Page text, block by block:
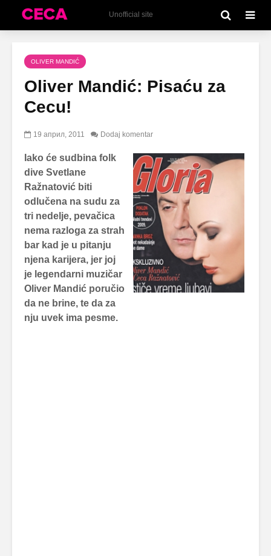
Unofficial site
OLIVER MANDIĆ
Oliver Mandić: Pisaću za
Cecu!
19 април, 2011 Dodaj komentar
Iako će sudbina folk
dive Svetlane
Ražnatović biti
odlučena na sudu za
tri nedelje, pevačica
nema razloga za strah
bar kad je u pitanju
njena karijera, jer joj
je legendarni muzičar
Oliver Mandić poručio
da ne brine, te da za
nju uvek ima pesme.